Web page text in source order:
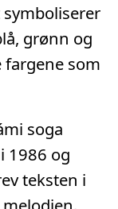
symboliserer
grønn og
fargene som
soga
1986 og
teksten i